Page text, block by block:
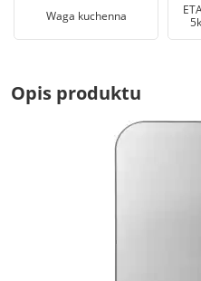
Waga kuchenna
Opis produktu